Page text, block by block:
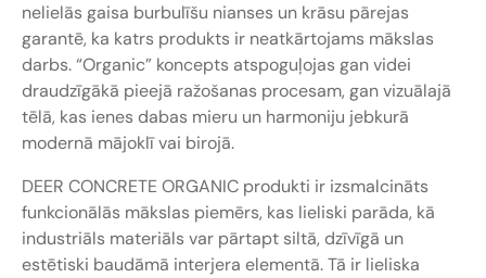
nelielās gaisa burbulīšu nianses un krāsu pārejas
garantē, ka katrs produkts ir neatkārtojams mākslas
darbs. “Organic” koncepts atspoguļojas gan videi
draudzīgākā pieejā ražošanas procesam, gan vizuālajā
tēlā, kas ienes dabas mieru un harmoniju jebkurā
modernā mājoklī vai birojā.
DEER CONCRETE ORGANIC produkti ir izsmalcināts
funkcionālās mākslas piemērs, kas lieliski parāda, kā
industriāls materiāls var pārtapt siltā, dzīvīgā un
estētiski baudāmā interjera elementā. Tā ir lieliska